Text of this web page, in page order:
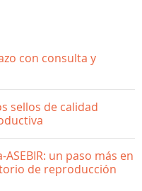
con consulta y
sellos de calidad
un paso más en
de reproducción